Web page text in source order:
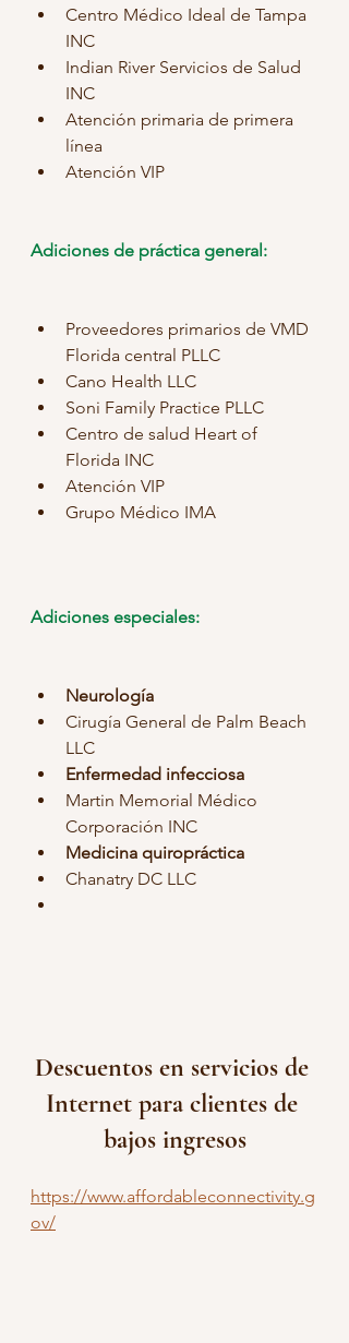
Centro Médico Ideal de Tampa
INC
Indian River Servicios de Salud
INC
Atención primaria de primera
línea
Atención VIP
Adiciones de práctica general:
Proveedores primarios de VMD
Florida central PLLC
Cano Health LLC
Soni Family Practice PLLC
Centro de salud Heart of
Florida INC
Atención VIP
Grupo Médico IMA
Adiciones especiales:
Neurología
Cirugía General de Palm Beach
LLC
Enfermedad infecciosa
Martin Memorial Médico
Corporación INC
Medicina quiropráctica
Chanatry DC LLC
Descuentos en servicios de
Internet para clientes de
bajos ingresos
https://www.affordableconnectivity.g
ov/